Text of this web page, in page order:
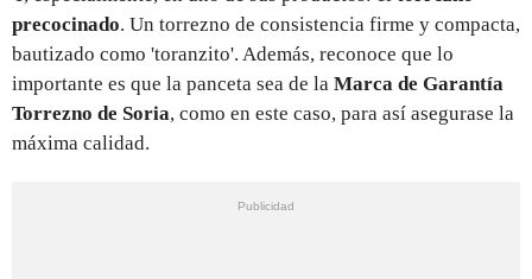
precocinado. Un torrezno de consistencia firme y compacta,
bautizado como 'toranzito'. Además, reconoce que lo
importante es que la panceta sea de la Marca de Garantía
Torrezno de Soria, como en este caso, para así asegurase la
máxima calidad.